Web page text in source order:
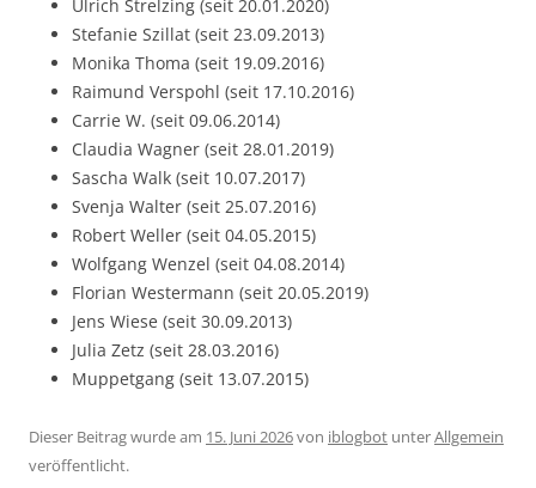
Ulrich Strelzing (seit 20.01.2020)
Stefanie Szillat (seit 23.09.2013)
Monika Thoma (seit 19.09.2016)
Raimund Verspohl (seit 17.10.2016)
Carrie W. (seit 09.06.2014)
Claudia Wagner (seit 28.01.2019)
Sascha Walk (seit 10.07.2017)
Svenja Walter (seit 25.07.2016)
Robert Weller (seit 04.05.2015)
Wolfgang Wenzel (seit 04.08.2014)
Florian Westermann (seit 20.05.2019)
Jens Wiese (seit 30.09.2013)
Julia Zetz (seit 28.03.2016)
Muppetgang (seit 13.07.2015)
Dieser Beitrag wurde am 15. Juni 2026von iblogbot unterAllgemein
veröffentlicht.